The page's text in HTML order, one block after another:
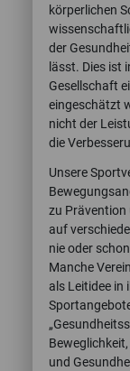
körperlichen
der
lässt. Dies ist
Gesellschaft
eingeschätzt
nicht der
die
Unsere
zu
auf
nie oder
Manche
als Leitidee in
und